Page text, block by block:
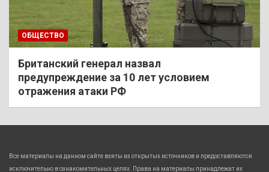
ОБЩЕСТВО
Британский генерал назвал
предупреждение за 10 лет условием
отражения атаки РФ
Все материалы на данном сайте взяты из открытых источников и предоставляются
исключительно в ознакомительных целях. Права на материалы принадлежат их